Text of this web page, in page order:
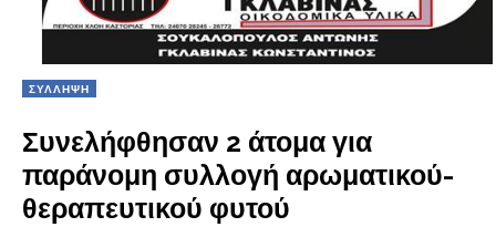
ΣΥΛΛΗΨΗ
Συνελήφθησαν 2 άτομα για
παράνομη συλλογή αρωματικού-
θεραπευτικού φυτού